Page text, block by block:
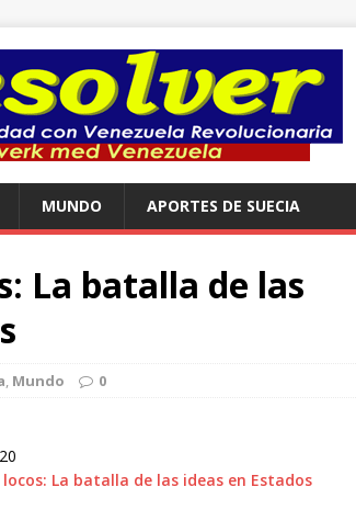
MUNDO APORTES DE SUECIA
La batalla de las
, Mundo 0
La batalla de las ideas en Estados